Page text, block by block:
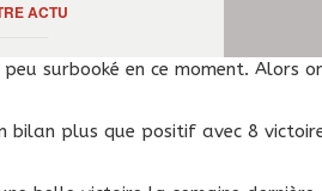
ACTU
bilan plus que positif avec 8